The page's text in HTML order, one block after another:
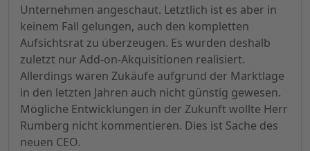
Unternehmen angeschaut. Letztlich ist es aber in
keinem Fall gelungen, auch den kompletten
Aufsichtsrat zu überzeugen. Es wurden deshalb
zuletzt nur Add-on-Akquisitionen realisiert.
Allerdings wären Zukäufe aufgrund der Marktlage
in den letzten Jahren auch nicht günstig gewesen.
Mögliche Entwicklungen in der Zukunft wollte Herr
Rumberg nicht kommentieren. Dies ist Sache des
neuen CEO.